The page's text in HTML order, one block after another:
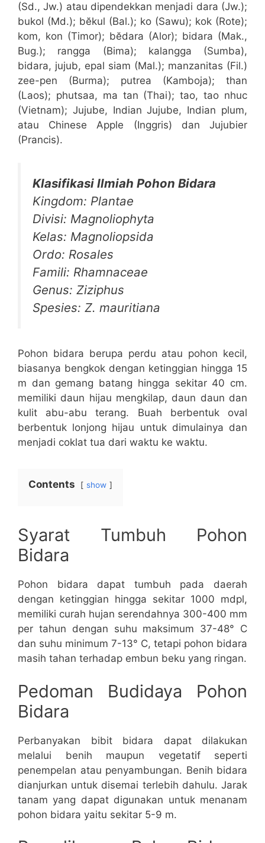
(Sd., Jw.) atau dipendekkan menjadi dara (Jw.);
bukol (Md.); bĕkul (Bal.); ko (Sawu); kok (Rote);
kom, kon (Timor); bĕdara (Alor); bidara (Mak.,
Bug.); rangga (Bima); kalangga (Sumba),
bidara, jujub, epal siam (Mal.); manzanitas (Fil.)
zee-pen (Burma); putrea (Kamboja); than
(Laos); phutsaa, ma tan (Thai); tao, tao nhuc
(Vietnam); Jujube, Indian Jujube, Indian plum,
atau Chinese Apple (Inggris) dan Jujubier
(Prancis).
Klasifikasi Ilmiah Pohon Bidara
Kingdom: Plantae
Divisi: Magnoliophyta
Kelas: Magnoliopsida
Ordo: Rosales
Famili: Rhamnaceae
Genus: Ziziphus
Spesies: Z. mauritiana
Pohon bidara berupa perdu atau pohon kecil,
biasanya bengkok dengan ketinggian hingga 15
m dan gemang batang hingga sekitar 40 cm.
memiliki daun hijau mengkilap, daun daun dan
kulit abu-abu terang. Buah berbentuk oval
berbentuk lonjong hijau untuk dimulainya dan
menjadi coklat tua dari waktu ke waktu.
Contents show
Syarat Tumbuh Pohon
Bidara
Pohon bidara dapat tumbuh pada daerah
dengan ketinggian hingga sekitar 1000 mdpl,
memiliki curah hujan serendahnya 300-400 mm
per tahun dengan suhu maksimum 37-48° C
dan suhu minimum 7-13° C, tetapi pohon bidara
masih tahan terhadap embun beku yang ringan.
Pedoman Budidaya Pohon
Bidara
Perbanyakan bibit bidara dapat dilakukan
melalui benih maupun vegetatif seperti
penempelan atau penyambungan. Benih bidara
dianjurkan untuk disemai terlebih dahulu. Jarak
tanam yang dapat digunakan untuk menanam
pohon bidara yaitu sekitar 5-9 m.